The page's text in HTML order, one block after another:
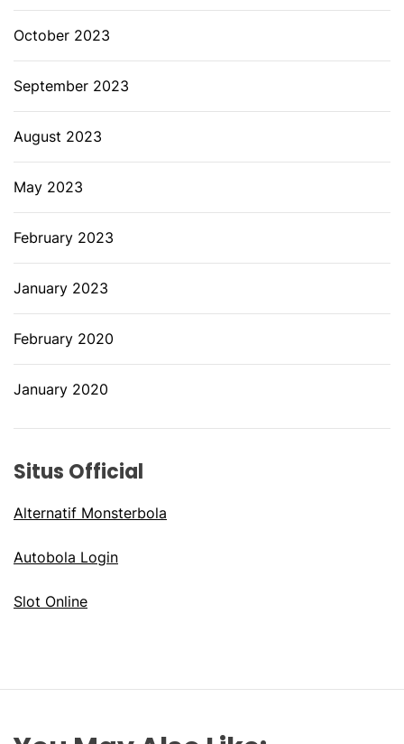
October 2023
September 2023
August 2023
May 2023
February 2023
January 2023
February 2020
January 2020
Situs Official
Alternatif Monsterbola
Autobola Login
Slot Online